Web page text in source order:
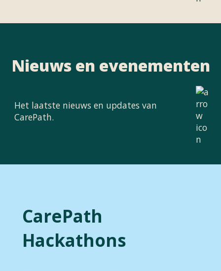
Nieuws en evenementen
Het laatste nieuws en updates van
CarePath.
CarePath
Hackathons